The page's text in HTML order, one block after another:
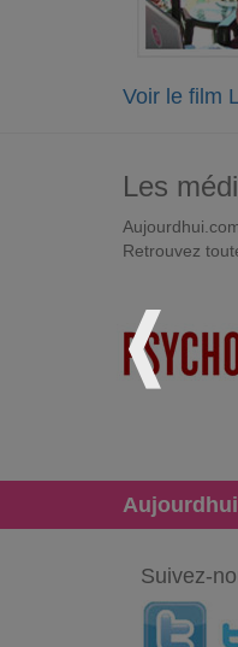
Voir le film
Les
Retrouvez
Suivez-